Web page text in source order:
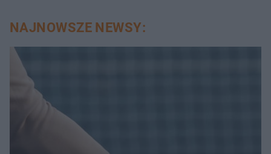
NAJNOWSZE NEWSY: